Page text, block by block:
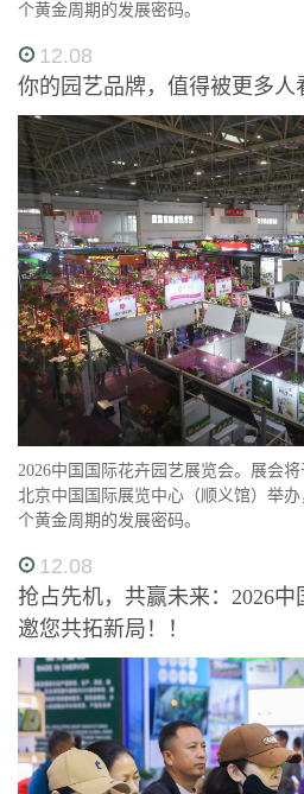
个黄金周期的发展密码。
12.08
你的园艺品牌，值得被更多人
2026中国国际花卉园艺展览会。展会
北京中国国际展览中心（顺义馆）举
个黄金周期的发展密码。
12.08
抢占先机，共赢未来：2026
邀您共拓新局！！